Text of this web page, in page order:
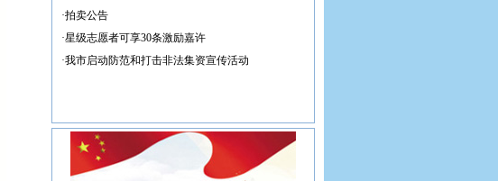
·拍卖公告
·星级志愿者可享30条激励嘉许
·我市启动防范和打击非法集资宣传活动